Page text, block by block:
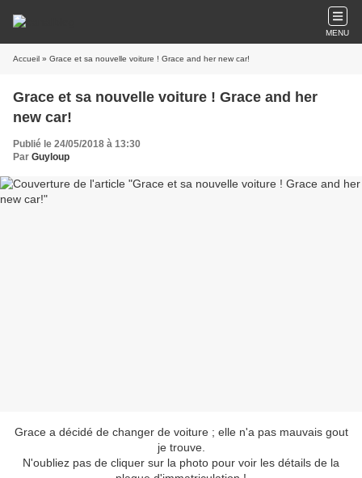
MENU
Accueil » Grace et sa nouvelle voiture ! Grace and her new car!
Grace et sa nouvelle voiture ! Grace and her
new car!
Publié le 24/05/2018 à 13:30
Par Guyloup
Grace a décidé de changer de voiture ; elle n'a pas mauvais gout
je trouve.
N'oubliez pas de cliquer sur la photo pour voir les détails de la